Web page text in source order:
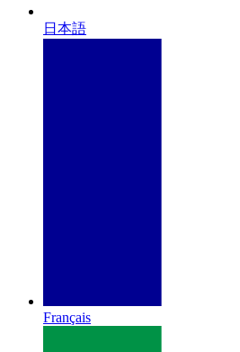
日本語
Français